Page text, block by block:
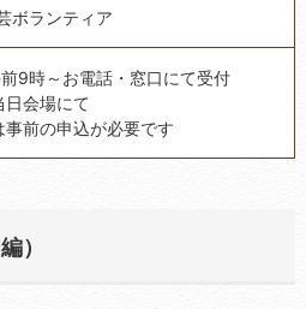
ボランティア
9時～お電話・窓口にて受付
会場にて
前の申込が必要です
）